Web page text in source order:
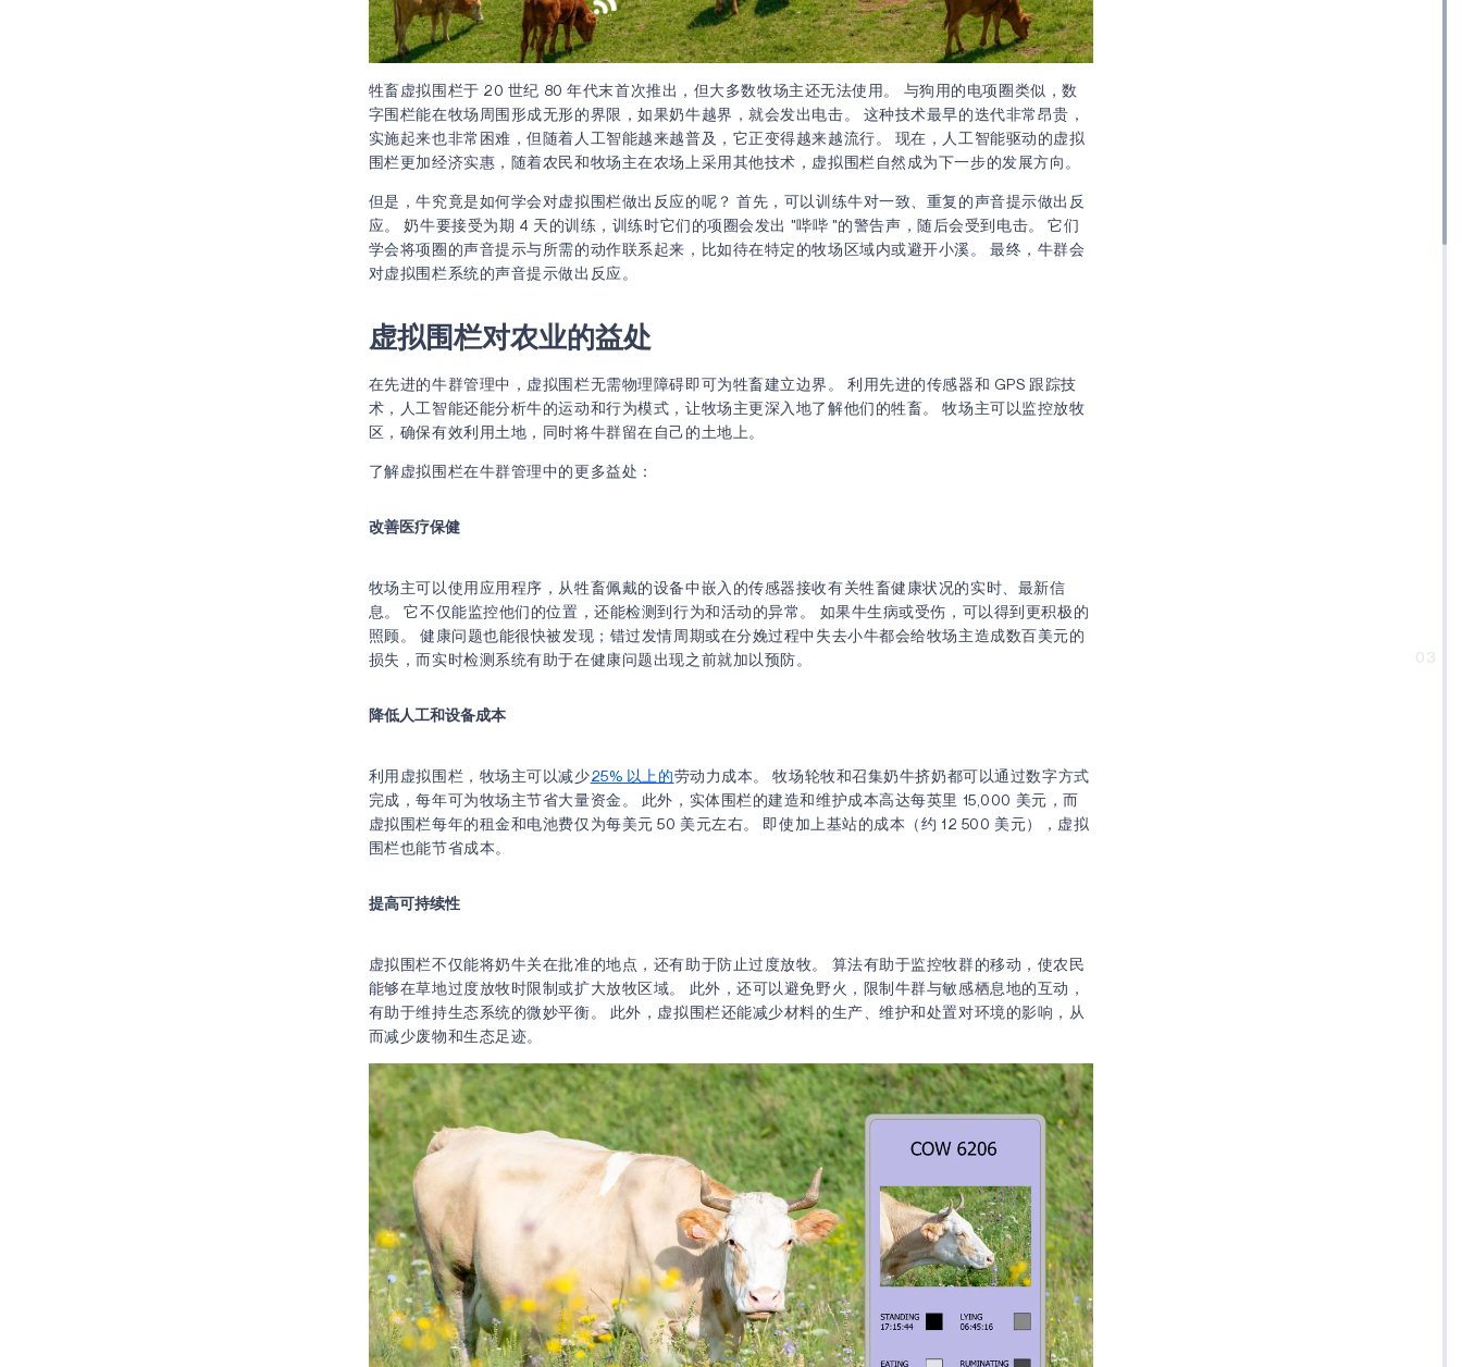
03
牲畜虚拟围栏于 20 世纪 80 年代末首次推出，但大多数牧场主还无法使用。 与狗用的电项圈类似，数
字围栏能在牧场周围形成无形的界限，如果奶牛越界，就会发出电击。 这种技术最早的迭代非常昂贵，
实施起来也非常困难，但随着人工智能越来越普及，它正变得越来越流行。 现在，人工智能驱动的虚拟
围栏更加经济实惠，随着农民和牧场主在农场上采用其他技术，虚拟围栏自然成为下一步的发展方向。
但是，牛究竟是如何学会对虚拟围栏做出反应的呢？ 首先，可以训练牛对一致、重复的声音提示做出反
应。 奶牛要接受为期 4 天的训练，训练时它们的项圈会发出 "哔哔 "的警告声，随后会受到电击。 它们
学会将项圈的声音提示与所需的动作联系起来，比如待在特定的牧场区域内或避开小溪。 最终，牛群会
对虚拟围栏系统的声音提示做出反应。
虚拟围栏对农业的益处
在先进的牛群管理中，虚拟围栏无需物理障碍即可为牲畜建立边界。 利用先进的传感器和 GPS 跟踪技
术，人工智能还能分析牛的运动和行为模式，让牧场主更深入地了解他们的牲畜。 牧场主可以监控放牧
区，确保有效利用土地，同时将牛群留在自己的土地上。
了解虚拟围栏在牛群管理中的更多益处：
改善医疗保健
牧场主可以使用应用程序，从牲畜佩戴的设备中嵌入的传感器接收有关牲畜健康状况的实时、最新信
息。 它不仅能监控他们的位置，还能检测到行为和活动的异常。 如果牛生病或受伤，可以得到更积极的
照顾。 健康问题也能很快被发现；错过发情周期或在分娩过程中失去小牛都会给牧场主造成数百美元的
损失，而实时检测系统有助于在健康问题出现之前就加以预防。
降低人工和设备成本
利用虚拟围栏，牧场主可以减少25% 以上的劳动力成本。 牧场轮牧和召集奶牛挤奶都可以通过数字方式
完成，每年可为牧场主节省大量资金。 此外，实体围栏的建造和维护成本高达每英里 15,000 美元，而
虚拟围栏每年的租金和电池费仅为每美元 50 美元左右。 即使加上基站的成本（约 12 500 美元），虚拟
围栏也能节省成本。
提高可持续性
虚拟围栏不仅能将奶牛关在批准的地点，还有助于防止过度放牧。 算法有助于监控牧群的移动，使农民
能够在草地过度放牧时限制或扩大放牧区域。 此外，还可以避免野火，限制牛群与敏感栖息地的互动，
有助于维持生态系统的微妙平衡。 此外，虚拟围栏还能减少材料的生产、维护和处置对环境的影响，从
而减少废物和生态足迹。